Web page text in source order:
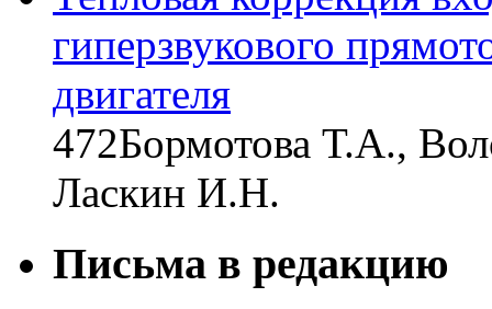
гиперзвукового
двигателя
472Бормотова Т.А.,
Ласкин И.Н.
Письма в редакцию